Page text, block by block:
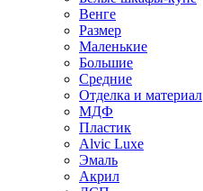
Венге
Размер
Маленькие
Большие
Средние
Отделка и материал
МДФ
Пластик
Alvic Luxe
Эмаль
Акрил